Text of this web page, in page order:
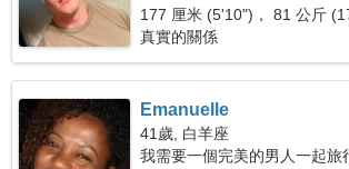
177 厘米 (5'10")， 81 公斤
真實的關係
Emanuelle
41歲, 白羊座
我需要一個完美的男人一起旅